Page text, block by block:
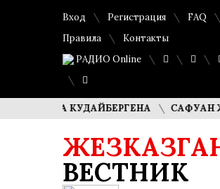
Вход Регистрация
FAQ
Правила
Контакты
РАДИО Online
КУДАЙБЕРГЕНА САФУАН
ВЕСТНИК